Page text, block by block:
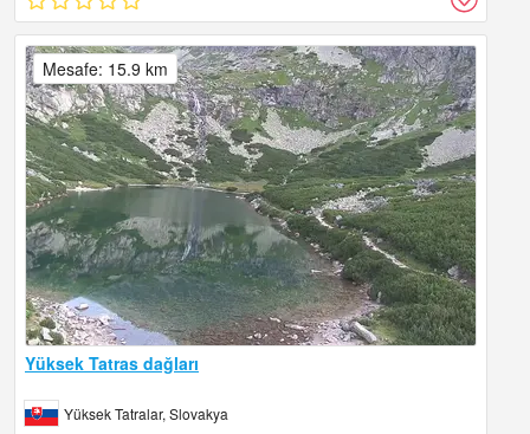
Yüksek Tatras dağları
Yüksek Tatralar, Slovakya
Mesafe: 15.9 km